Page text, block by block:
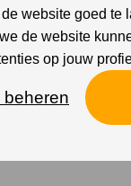
website goed te
de website
op jouw
beheren